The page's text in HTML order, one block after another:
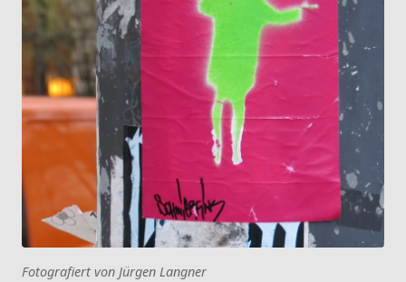
Fotografiert von Jürgen Langner